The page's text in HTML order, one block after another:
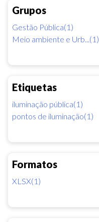
Grupos
Gestão Pública(1)
Meio ambiente e Urb...(1)
Etiquetas
iluminação pública(1)
pontos de iluminação(1)
Formatos
XLSX(1)